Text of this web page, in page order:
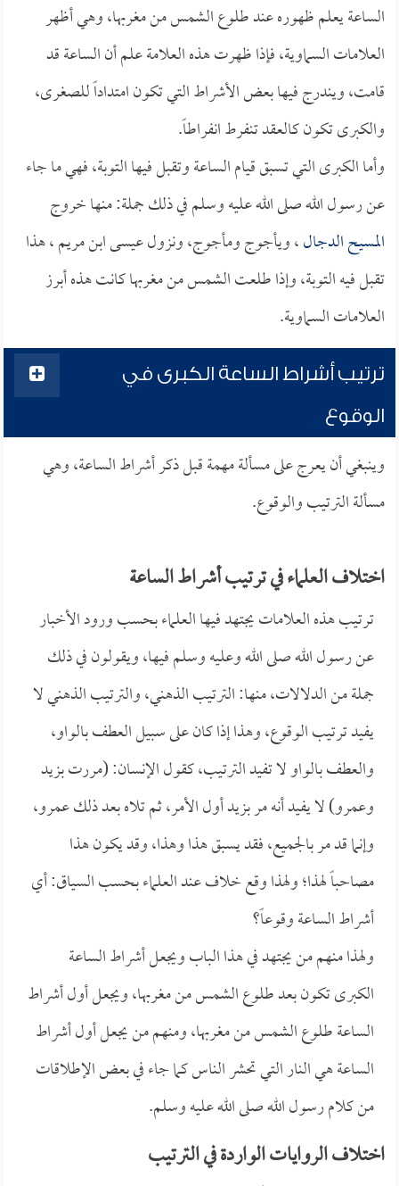
الساعة يعلم ظهوره عند طلوع الشمس من مغربها، وهي أظهر
العلامات السماوية، فإذا ظهرت هذه العلامة علم أن الساعة قد
قامت، ويندرج فيها بعض الأشراط التي تكون امتداداً للصغرى،
والكبرى تكون كالعقد تنفرط انفراطاً.
وأما الكبرى التي تسبق قيام الساعة وتقبل فيها التوبة، فهي ما جاء
عن رسول الله صلى الله عليه وسلم في ذلك جملة: منها خروج
المسيح الدجال، ويأجوج ومأجوج، ونزول عيسى ابن مريم ، هذا
تقبل فيه التوبة، وإذا طلعت الشمس من مغربها كانت هذه أبرز
العلامات السماوية.
ترتيب أشراط الساعة الكبرى في
الوقوع
وينبغي أن يعرج على مسألة مهمة قبل ذكر أشراط الساعة، وهي
مسألة الترتيب والوقوع.
اختلاف العلماء في ترتيب أشراط الساعة
ترتيب هذه العلامات يجتهد فيها العلماء بحسب ورود الأخبار
عن رسول الله صلى الله وعليه وسلم فيها، ويقولون في ذلك
جملة من الدلالات، منها: الترتيب الذهني، والترتيب الذهني لا
يفيد ترتيب الوقوع، وهذا إذا كان على سبيل العطف بالواو،
والعطف بالواو لا تفيد الترتيب، كقول الإنسان: (مررت بزيد
وعمرو) لا يفيد أنه مر بزيد أول الأمر، ثم تلاه بعد ذلك عمرو،
وإنما قد مر بالجميع، فقد يسبق هذا وهذا، وقد يكون هذا
مصاحباً لهذا؛ ولهذا وقع خلاف عند العلماء بحسب السياق: أي
أشراط الساعة وقوعاً؟
ولهذا منهم من يجتهد في هذا الباب ويجعل أشراط الساعة
الكبرى تكون بعد طلوع الشمس من مغربها، ويجعل أول أشراط
الساعة طلوع الشمس من مغربها، ومنهم من يجعل أول أشراط
الساعة هي النار التي تحشر الناس كما جاء في بعض الإطلاقات
من كلام رسول الله صلى الله عليه وسلم.
اختلاف الروايات الواردة في الترتيب